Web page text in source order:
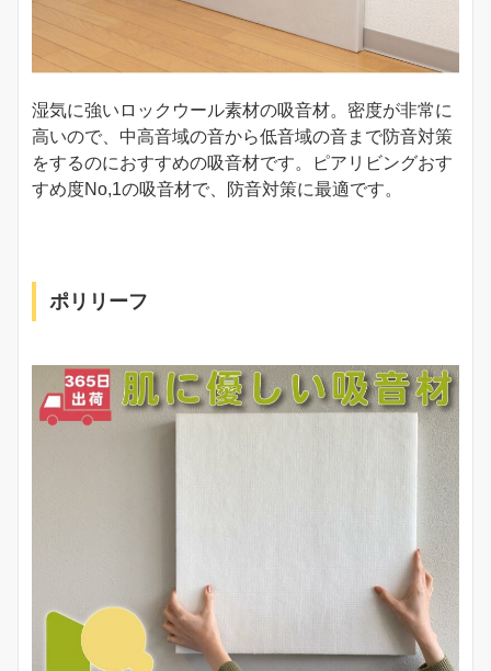
湿気に強いロックウール素材の吸音材。密度が非常に
高いので、中高音域の音から低音域の音まで防音対策
をするのにおすすめの吸音材です。ピアリビングおす
すめ度No,1の吸音材で、防音対策に最適です。
ポリリーフ